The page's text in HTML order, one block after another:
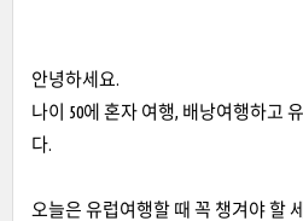
안녕하세요.
나이 50에 혼자 여행, 배낭여행하고
다.
오늘은 유럽여행할 때 꼭 챙겨야 할